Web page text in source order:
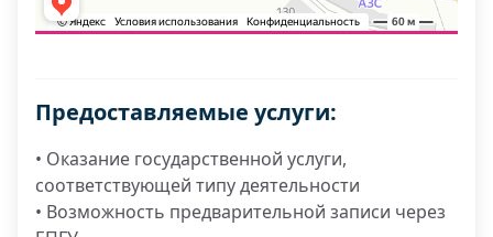
Предоставляемые услуги:
• Оказание государственной услуги,
соответствующей типу деятельности
• Возможность предварительной записи через